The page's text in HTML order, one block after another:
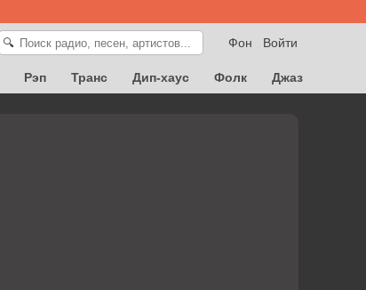
Войти
Фон
🔍
Рэп Транс Дип-хаус Фолк
Джаз